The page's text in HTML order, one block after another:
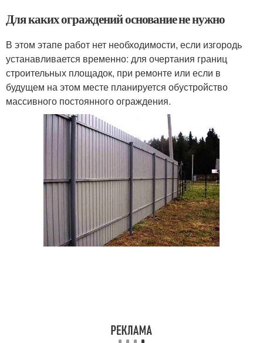
Для каких ограждений основание не нужно
В этом этапе работ нет необходимости, если изгородь
устанавливается временно: для очертания границ
строительных площадок, при ремонте или если в
будущем на этом месте планируется обустройство
массивного постоянного ограждения.